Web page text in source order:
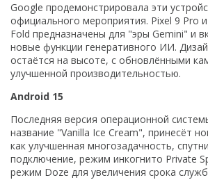
Google продемонстрировала эти
официального мероприятия. Pixel 9 Pro
Fold предназначены для "эры Gemini" и
новые функции генеративного ИИ.
остаётся на высоте, с обновлёнными
улучшенной производительностью.
Android 15
Последняя версия операционной
название "Vanilla Ice Cream", принесёт
как улучшенная многозадачность,
подключение, режим инкогнито Private
режим Doze для увеличения срока